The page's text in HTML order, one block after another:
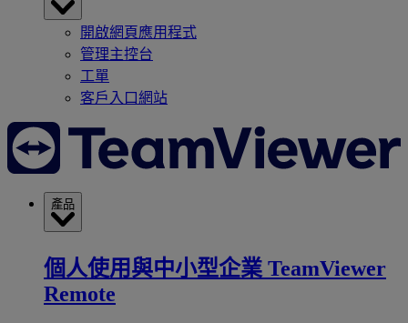
開啟網頁應用程式
管理主控台
工單
客戶入口網站
產品
個人使用與中小型企業 TeamViewer
Remote